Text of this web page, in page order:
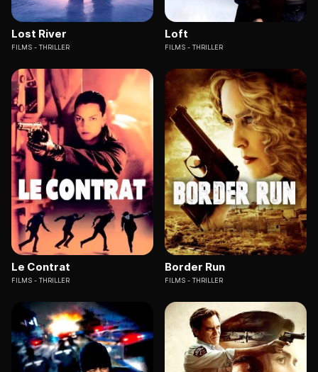
Lost River
FILMS THRILLER
Loft
FILMS THRILLER
Le Contrat
FILMS THRILLER
Border Run
FILMS THRILLER